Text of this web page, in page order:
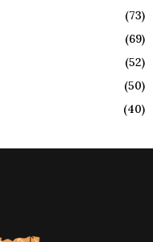
(73)
(69)
(52)
(50)
(40)